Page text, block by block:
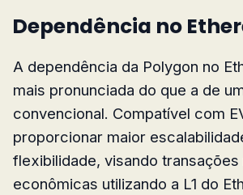
Dependência no
A dependência da Polygon no
mais pronunciada do que a de
convencional. Compatível com
proporcionar maior
flexibilidade, visando transações
econômicas utilizando a L1 do